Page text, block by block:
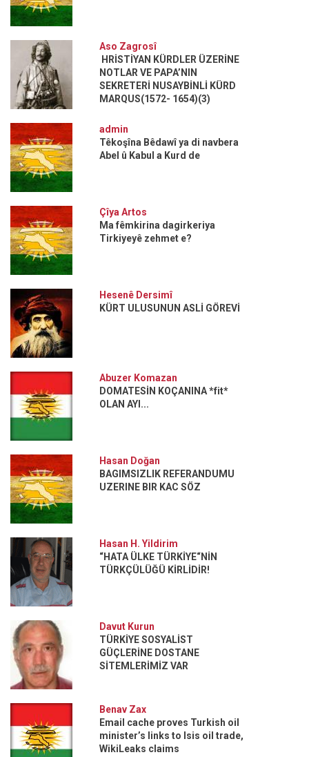
Aso Zagrosî
HRİSTİYAN KÜRDLER ÜZERİNE
NOTLAR VE PAPA’NIN
SEKRETERİ NUSAYBİNLİ KÜRD
MARQUS(1572- 1654)(3)
admin
Têkoşîna Bêdawî ya di navbera
Abel û Kabul a Kurd de
Çîya Artos
Ma fêmkirina dagirkeriya
Tirkiyeyê zehmet e?
Hesenê Dersimî
KÜRT ULUSUNUN ASLİ GÖREVİ
Abuzer Komazan
DOMATESİN KOÇANINA *fit*
OLAN AYI...
Hasan Doğan
BAGIMSIZLIK REFERANDUMU
UZERINE BIR KAC SÖZ
Hasan H. Yildirim
“HATA ÜLKE TÜRKİYE“NİN
TÜRKÇÜLÜĞÜ KİRLİDİR!
Davut Kurun
TÜRKİYE SOSYALİST
GÜÇLERİNE DOSTANE
SİTEMLERİMİZ VAR
Benav Zax
Email cache proves Turkish oil
minister’s links to Isis oil trade,
WikiLeaks claims